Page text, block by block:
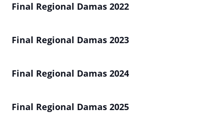
Final Regional Damas 2022
Final Regional Damas 2023
Final Regional Damas 2024
Final Regional Damas 2025